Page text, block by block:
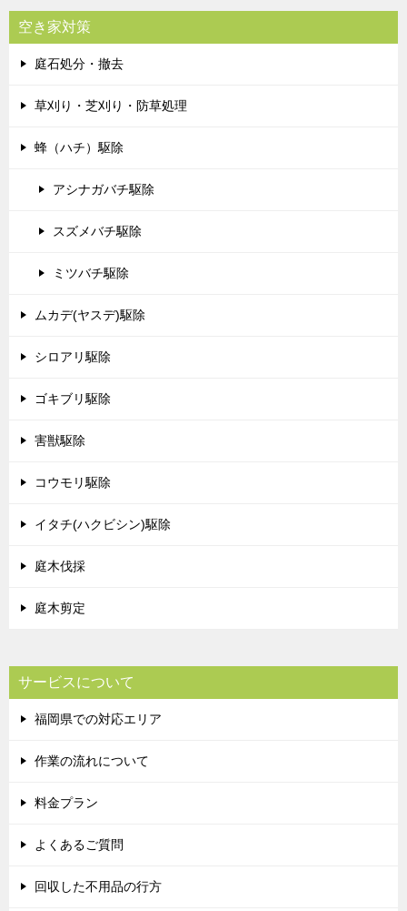
空き家対策
庭石処分・撤去
草刈り・芝刈り・防草処理
蜂（ハチ）駆除
アシナガバチ駆除
スズメバチ駆除
ミツバチ駆除
ムカデ(ヤスデ)駆除
シロアリ駆除
ゴキブリ駆除
害獣駆除
コウモリ駆除
イタチ(ハクビシン)駆除
庭木伐採
庭木剪定
サービスについて
福岡県での対応エリア
作業の流れについて
料金プラン
よくあるご質問
回収した不用品の行方